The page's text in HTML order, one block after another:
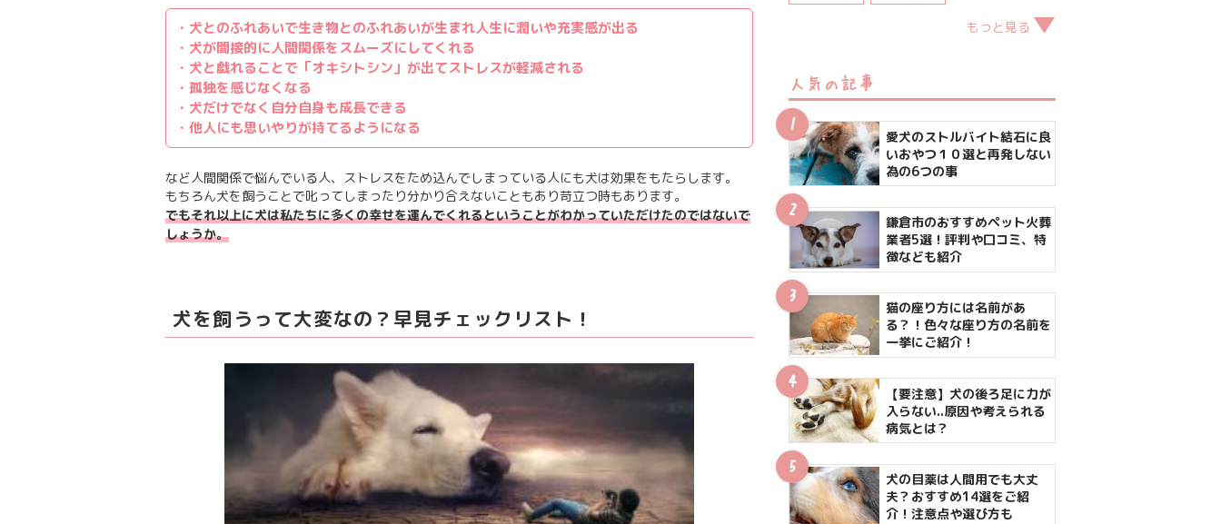
・犬とのふれあいで生き物とのふれあいが生まれ人生に潤いや充実感が出る
・犬が間接的に人間関係をスムーズにしてくれる
・犬と戯れることで「オキシトシン」が出てストレスが軽減される
・孤独を感じなくなる
・犬だけでなく自分自身も成長できる
・他人にも思いやりが持てるようになる
など人間関係で悩んでいる人、ストレスをため込んでしまっている人にも犬は効果をもたらします。
もちろん犬を飼うことで叱ってしまったり分かり合えないこともあり苛立つ時もあります。
でもそれ以上に犬は私たちに多くの幸せを運んでくれるということがわかっていただけたのではないで
しょうか。
犬を飼うって大変なの？早見チェックリスト！
もっと見る
人気の記事
愛犬のストルバイト結石に良
いおやつ１０選と再発しない
為の6つの事
鎌倉市のおすすめペット火葬
業者5選！評判や口コミ、特
徴なども紹介
猫の座り方には名前があ
る？！色々な座り方の名前を
一挙にご紹介！
【要注意】犬の後ろ足に力が
入らない..原因や考えられる
病気とは？
犬の目薬は人間用でも大丈
夫？おすすめ14選をご紹
介！注意点や選び方も